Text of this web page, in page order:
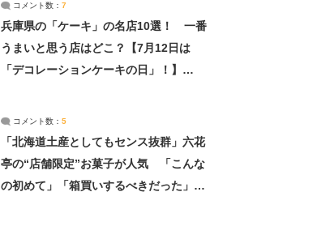
コメント数： 7
兵庫県の「ケーキ」の名店10選！ 一番
うまいと思う店はどこ？【7月12日は
「デコレーションケーキの日」！】
コメント数： 5
「北海道土産としてもセンス抜群」六花
亭の“店舗限定”お菓子が人気 「こんな
の初めて」「箱買いするべきだった」